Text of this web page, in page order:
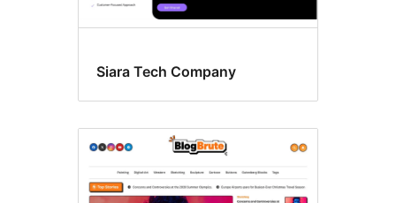
Siara Tech Company